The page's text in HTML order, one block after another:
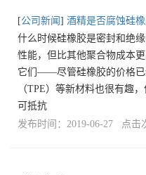
[公司新闻 ] 酒精是否腐蚀硅橡
什么时候硅橡胶是密封和绝
性能，但比其他聚合物成本
它们——尽管硅橡胶的价格已
（TPE）等新材料也很有趣
可抵抗
发布时间：2019-06-27 点击